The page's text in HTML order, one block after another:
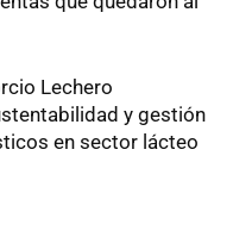
Lechero
y gestión
en sector lácteo